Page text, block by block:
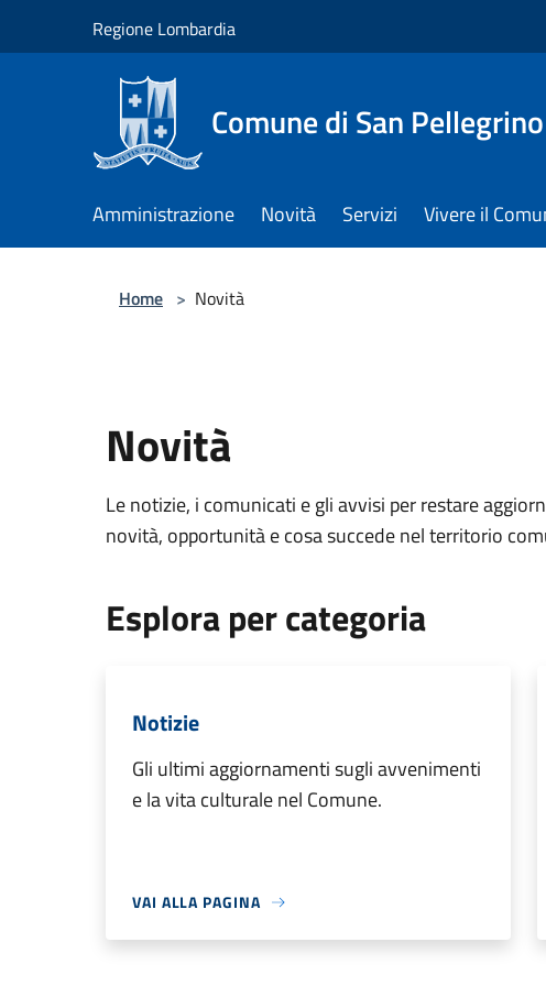
Regione Lombardia
Comune di San
Amministrazione Novità Servizi Vivere il
Home > Novità
Novità
Le notizie, i comunicati e gli avvisi per restare
novità, opportunità e cosa succede nel territorio
Esplora per categoria
Notizie
Gli ultimi aggiornamenti sugli avvenimenti
e la vita culturale nel Comune.
VAI ALLA PAGINA